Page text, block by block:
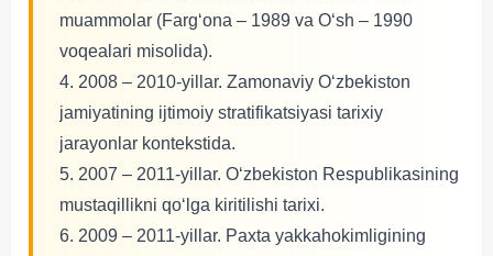
muammolar (Farg‘ona – 1989 va O‘sh – 1990
voqealari misolida).
4. 2008 – 2010-yillar. Zamonaviy O‘zbekiston
jamiyatining ijtimoiy stratifikatsiyasi tarixiy
jarayonlar kontekstida.
5. 2007 – 2011-yillar. O‘zbekiston Respublikasining
mustaqillikni qo‘lga kiritilishi tarixi.
6. 2009 – 2011-yillar. Paxta yakkahokimligining